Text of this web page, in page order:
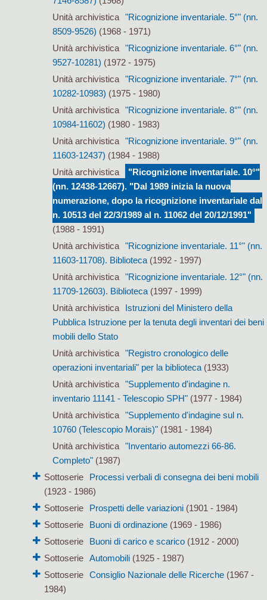
Unità archivistica
"Ricognizione inventariale. 5°" (nn.
8509-9526) (1968 - 1971)
Unità archivistica
"Ricognizione inventariale. 6°" (nn.
9527-10281) (1972 - 1975)
Unità archivistica
"Ricognizione inventariale. 7°" (nn.
10282-10983) (1975 - 1980)
Unità archivistica
"Ricognizione inventariale. 8°" (nn.
10984-11602) (1980 - 1983)
Unità archivistica
"Ricognizione inventariale. 9°" (nn.
11603-12437) (1984 - 1988)
Unità archivistica
"Ricognizione inventariale. 10°"
(nn. 12438-12667). "Dal 1989 inizia la nuova
numerazione, dopo la ricognizione inventariale dal
n. 10513 del 22/3/1989 al n. 11062 del 20/12/1991"
(1988 - 1991)
Unità archivistica
"Ricognizione inventariale. 11°" (nn.
11603-11708). Biblioteca(1992 - 1997)
Unità archivistica
"Ricognizione inventariale. 12°" (nn.
11709-12603). Biblioteca(1997 - 1999)
Unità archivistica
Istruzioni del Ministero della
Pubblica Istruzione per la tenuta degli inventari dei beni
mobili dello Stato
Unità archivistica
"Registro cronologico delle
operazioni inventariali" per la biblioteca(1933)
Unità archivistica
"Supplemento d'indagine n.
inventario 11141 - Telescopio SPH"(1977 - 1984)
Unità archivistica
"Supplemento d'indagine sul n.
10760 (Telescopio Morais)"(1981 - 1984)
Unità archivistica
"Inventario automezzi 66-86.
Completo"(1987)
Sottoserie
Processi verbali di consegna dei beni mobili
(1923 - 1986)
Sottoserie
Prospetti delle variazioni (1901 - 1984)
Sottoserie
Buoni di ordinazione (1969 - 1986)
Sottoserie
Buoni di carico e scarico (1912 - 2000)
Sottoserie
Automobili (1925 - 1987)
Sottoserie
Consiglio Nazionale delle Ricerche (1967 -
1984)